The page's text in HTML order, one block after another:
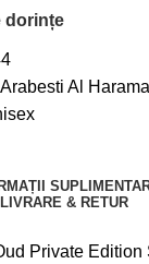
dorințe
Al
LIVRARE & RETUR
Private Edition